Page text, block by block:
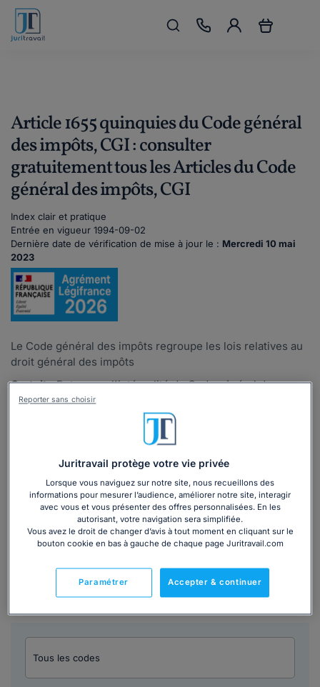
Article 1655 quinquies du Code général
des impôts, CGI : consulter
gratuitement tous les Articles du Code
général des impôts, CGI
Index clair et pratique
Entrée en vigueur 1994-09-02
Dernière date de vérification de mise à jour le : Mercredi 10 mai
2023
Le Code général des impôts regroupe les lois relatives au
droit général des impôts
Gratuit :Retrouvez l'intégralité du Code général des
impôts ci-dessous :
Pour l'application du présent code et de ses annexes, la
société par actions simplifiée est assimilée à une société
Pour l'application du présent code et de ses annexes, la
société par actions simplifiée est assimilée à une société
anonyme.
Recherche d'un article danstous les codes
Juritravail protège votre vie privée
Lorsque vous naviguez sur notre site, nous recueillons des
informations pour mesurer l’audience, améliorer notre site, interagir
avec vous et vous présenter des offres personnalisées. En les
autorisant, votre navigation sera simplifiée.
Vous avez le droit de changer d’avis à tout moment en cliquant sur le
bouton cookie en bas à gauche de chaque page Juritravail.com
Accepter & continuer
Paramétrer
Reporter sans choisir